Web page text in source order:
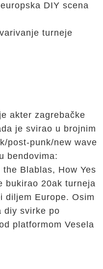
DIY scena
turneje
akter zagrebačke
je svirao u brojnim
post-punk/new wave
bendovima:
Blablas, How Yes
bukirao 20ak turneja
diljem Europe. Osim
diy svirke po
platformom Vesela